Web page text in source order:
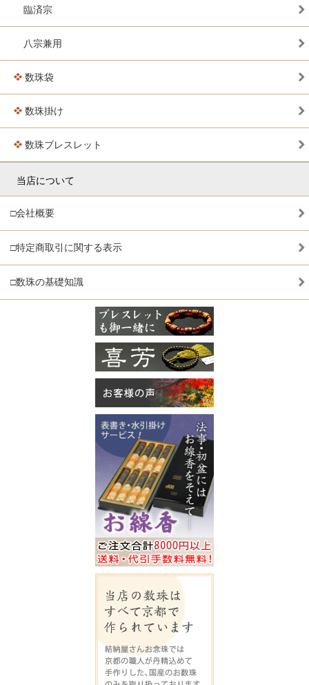
臨済宗
八宗兼用
数珠袋
数珠掛け
数珠ブレスレット
当店について
□会社概要
□特定商取引に関する表示
□数珠の基礎知識